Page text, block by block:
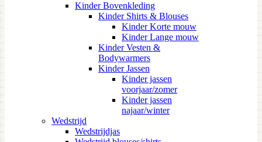
Kinder Bovenkleding
Kinder Shirts & Blouses
Kinder Korte mouw
Kinder Lange mouw
Kinder Vesten &
Bodywarmers
Kinder Jassen
Kinder jassen
voorjaar/zomer
Kinder jassen
najaar/winter
Wedstrijd
Wedstrijdjas